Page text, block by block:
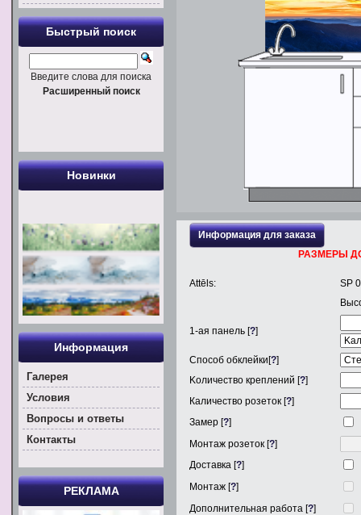
Информация для заказа
РАЗМЕРЫ
Attēls:
SP
1-ая панель [?]
Способ обклейки[?]
Kоличество креплений [?]
Каличество розеток [?]
Замер [?]
Монтаж розеток [?]
Доставка [?]
Монтаж [?]
Дополнительная работа [?]
Быстрый поиск
Введите слова для поиска
Расширенный поиск
Новинки
Информация
Галерея
Условия
Вoпросы и ответы
Контакты
РЕКЛАМА